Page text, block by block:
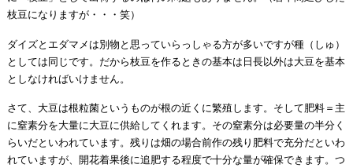
枝豆になりますが・・・笑）
ダイズとエダマメは別物と思っていらっしゃる方が多いですが種（しゅ）
としては同じです。だから枝豆を作るときの基本は日長以外は大豆を基本
としなければいけません。
さて、大豆は根粒菌というものが根の近くに繁殖します。そして肥料＝主
に窒素分を大量に大豆に供給してくれます。その窒素分は必要量の半分く
らいだといわれています。残りは畑の場合前作の残り肥料で充分だといわ
れていますが、開花着果後に追肥する程度で十分な量が確保できます。つ